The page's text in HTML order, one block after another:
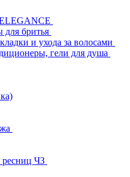
для бритья
и ухода за волосами
гели для душа
ресниц ЧЗ